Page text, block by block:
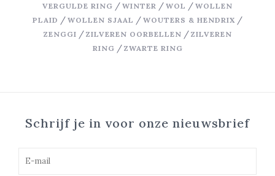
VERGULDE RING / WINTER / WOL / WOLLEN
PLAID / WOLLEN SJAAL / WOUTERS & HENDRIX /
ZENGGI / ZILVEREN OORBELLEN / ZILVEREN
RING / ZWARTE RING
Schrijf je in voor onze nieuwsbrief